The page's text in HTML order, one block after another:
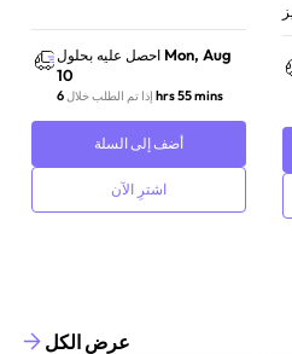
احصل عليه بحلول Mon, Aug
10
إذا تم الطلب خلال 6 hrs 55 mins
أضف إلى السلة
اشترِ الآن
عرض الكل